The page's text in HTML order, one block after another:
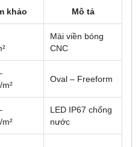
khảo Mô tả
Mài viền bóng
CNC
Oval – Freeform
LED IP67 chống
nước